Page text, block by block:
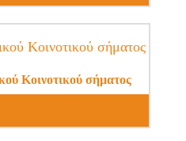
Κοινοτικού σήματος